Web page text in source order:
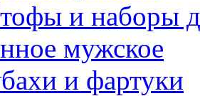
и наборы
мужское
и фартуки